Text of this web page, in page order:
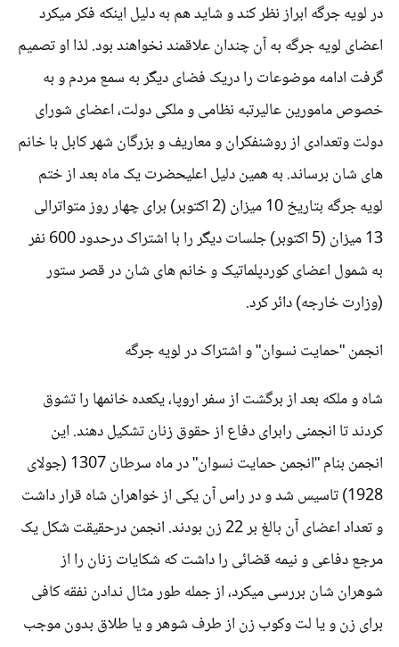
در لویه جرگه ابراز نظر کند و شاید هم به دلیل اینکه فکر میکرد
اعضای لویه جرگه به آن چندان علاقمند نخواهند بود. لذا او تصمیم
گرفت ادامه موضوعات را دریک فضای دیگر به سمع مردم و به
خصوص مامورین عالیرتبه نظامی و ملکی دولت، اعضای شورای
دولت وتعدادی از روشنفکران و معاریف و بزرگان شهر کابل با خانم
های شان برساند. به همین دلیل اعلیحضرت یک ماه بعد از ختم
لویه جرگه بتاریخ 10 میزان (2 اکتوبر) برای چهار روز متواترالی
13 میزان (5 اکتوبر) جلسات دیگر را با اشتراک درحدود 600 نفر
به شمول اعضای کوردپلماتیک و خانم های شان در قصر ستور
(وزارت خارجه) دائر کرد.
انجمن "حمایت نسوان" و اشتراک در لویه جرگه
شاه و ملکه بعد از برگشت از سفر اروپا، یکعده خانمها را تشوق
کردند تا انجمنی رابرای دفاع از حقوق زنان تشکیل دهند. این
انجمن بنام "انجمن حمایت نسوان" در ماه سرطان 1307 (جولای
1928) تاسیس شد و در راس آن یکی از خواهران شاه قرار داشت
و تعداد اعضای آن بالغ بر 22 زن بودند. انجمن درحقیقت شکل یک
مرجع دفاعی و نیمه قضائی را داشت که شکایات زنان را از
شوهران شان بررسی میکرد، از جمله طور مثال ندادن نفقه کافی
برای زن و یا لت وکوب زن از طرف شوهر و یا طلاق بدون موجب